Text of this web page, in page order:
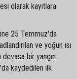
olarak kayıtlara
25 Temmuz'da
ve yoğun ısı
bir yangın
kaydedilen ilk